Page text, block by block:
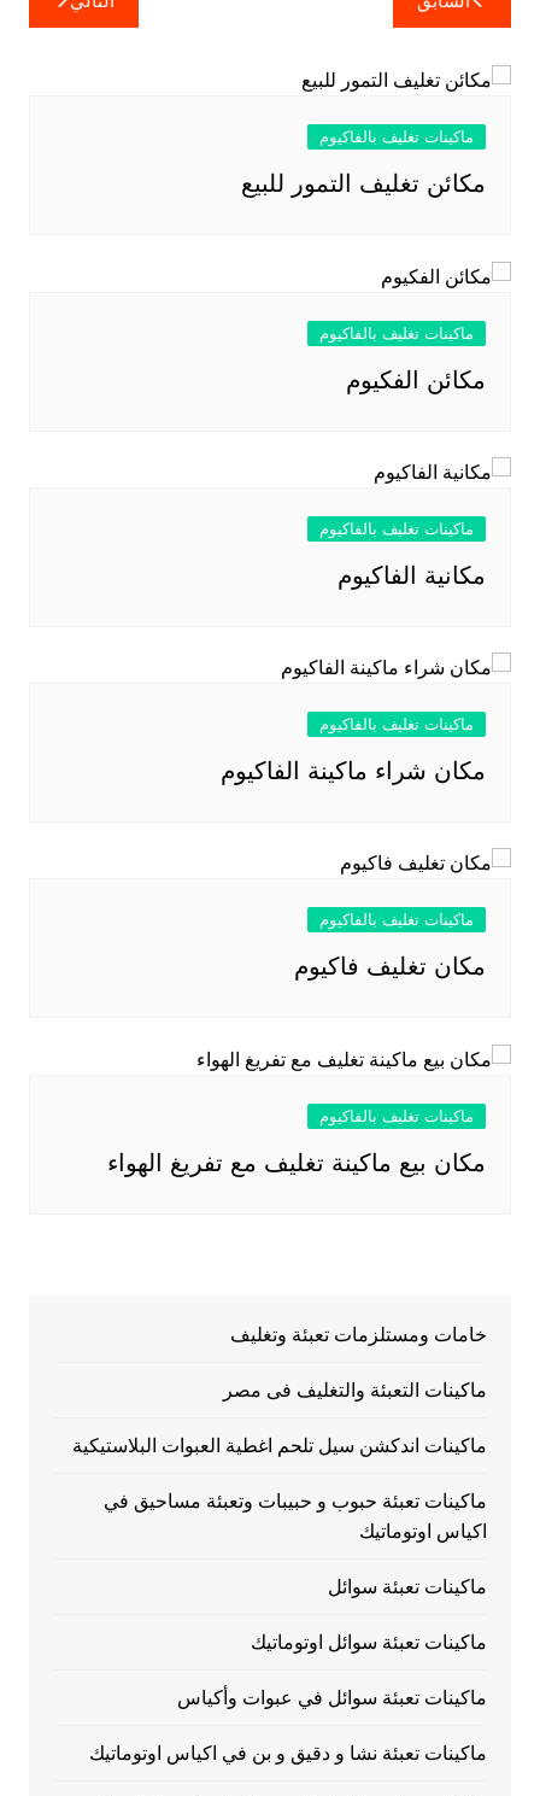
المقالات
ماكينات تغليف بالفاكيوم
مكائن تغليف التمور للبيع
ماكينات تغليف بالفاكيوم
مكائن الفكيوم
ماكينات تغليف بالفاكيوم
مكانية الفاكيوم
ماكينات تغليف بالفاكيوم
مكان شراء ماكينة الفاكيوم
ماكينات تغليف بالفاكيوم
مكان تغليف فاكيوم
ماكينات تغليف بالفاكيوم
مكان بيع ماكينة تغليف مع تفريغ الهواء
خامات ومستلزمات تعبئة وتغليف
ماكينات التعبئة والتغليف فى مصر
ماكينات اندكشن سيل تلحم اغطية العبوات البلاستيكية
ماكينات تعبئة حبوب و حبيبات وتعبئة مساحيق في
اكياس اوتوماتيك
ماكينات تعبئة سوائل
ماكينات تعبئة سوائل اوتوماتيك
ماكينات تعبئة سوائل في عبوات وأكياس
ماكينات تعبئة نشا و دقيق و بن في اكياس اوتوماتيك